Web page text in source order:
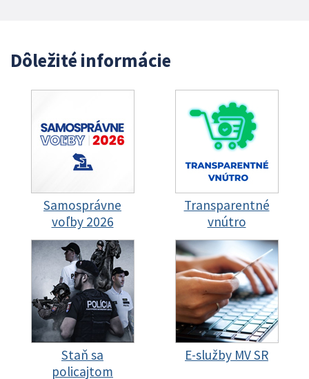
Dôležité informácie
Samosprávne
voľby 2026
Transparentné
vnútro
Staň sa
policajtom
E-služby MV SR